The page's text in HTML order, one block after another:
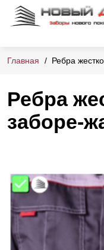
Главная Ребра
Ребра
заборе-